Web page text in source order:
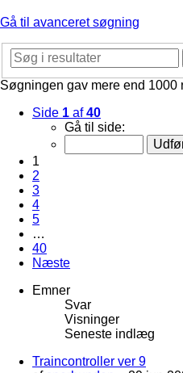
Gå til avanceret søgning
Søgningen gav mere end 1000
Side 1 af40
Gå til side:
1
2
3
4
5
…
40
Næste
Emner
Svar
Visninger
Seneste indlæg
Traincontroller ver 9